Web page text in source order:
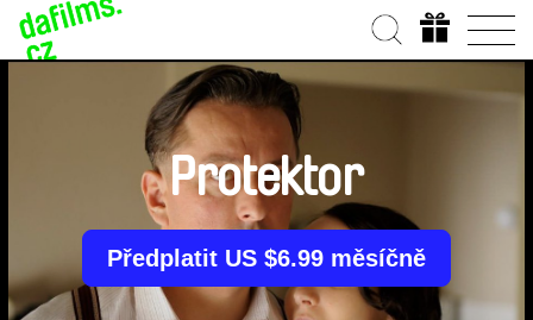
Protektor
Předplatit US $6.99 měsíčně